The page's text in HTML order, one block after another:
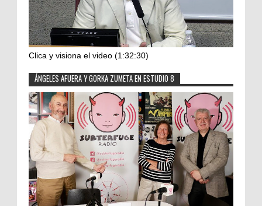
Clica y visiona el video (1:32:30)
ÁNGELES AFUERA Y GORKA ZUMETA EN ESTUDIO 8